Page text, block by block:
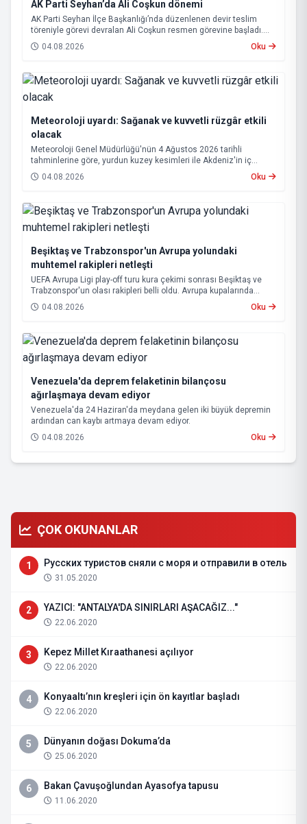
AK Parti Seyhan’da Ali Coşkun dönemi
AK Parti Seyhan İlçe Başkanlığı’nda düzenlenen devir teslim
töreniyle görevi devralan Ali Coşkun resmen görevine başladı.
Hizmet vurgusu yapan Coşkun, “AK Partili olmak, bu ülkenin her
metrekaresine sevdalı olmaktır” dedi.
04.08.2026 Oku
Meteoroloji uyardı: Sağanak ve kuvvetli rüzgâr etkili
olacak
Meteoroloji Genel Müdürlüğü'nün 4 Ağustos 2026 tarihli
tahminlerine göre, yurdun kuzey kesimleri ile Akdeniz'in iç
bölgelerinde yer yer sağanak ve gök gürültülü sağanak yağış
bekleniyor.
04.08.2026 Oku
Beşiktaş ve Trabzonspor'un Avrupa yolundaki
muhtemel rakipleri netleşti
UEFA Avrupa Ligi play-off turu kura çekimi sonrası Beşiktaş ve
Trabzonspor'un olası rakipleri belli oldu. Avrupa kupalarında
yoluna devam eden Beşiktaş ve Trabzonspor, grup aşamasına
kalabilmek için kritik eşleşmelerle karşı karşıya gelecek.
04.08.2026 Oku
Venezuela'da deprem felaketinin bilançosu
ağırlaşmaya devam ediyor
Venezuela'da 24 Haziran'da meydana gelen iki büyük depremin
ardından can kaybı artmaya devam ediyor.
04.08.2026
Oku
ÇOK OKUNANLAR
1 Русских туристов сняли с моря и отправили в отель
31.05.2020
2 YAZICI: "ANTALYA'DA SINIRLARI AŞACAĞIZ..."
22.06.2020
3 Kepez Millet Kıraathanesi açılıyor
22.06.2020
4 Konyaaltı’nın kreşleri için ön kayıtlar başladı
22.06.2020
5 Dünyanın doğası Dokuma’da
25.06.2020
6 Bakan Çavuşoğlundan Ayasofya tapusu
11.06.2020